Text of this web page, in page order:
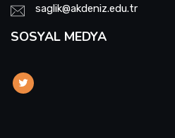
saglik@akdeniz.edu.tr
SOSYAL MEDYA